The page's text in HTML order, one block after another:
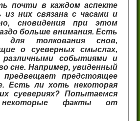
почти в каждом аспекте
из них связана с часами и
сновидения при этом
больше внимания. Есть
для толкования снов,
о суеверных смыслах,
различными событиями и
сне. Например, увиденный
предстоящее
Есть ли хоть некоторая
суевериях? Попытаемся
факты от